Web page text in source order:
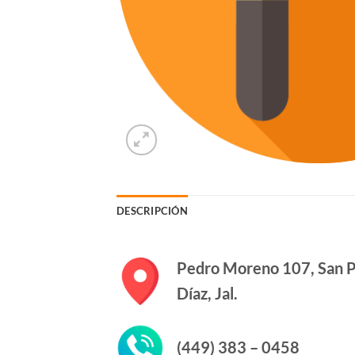
DESCRIPCIÓN
Pedro Moreno 107, San
Díaz, Jal.
(449) 383 – 0458